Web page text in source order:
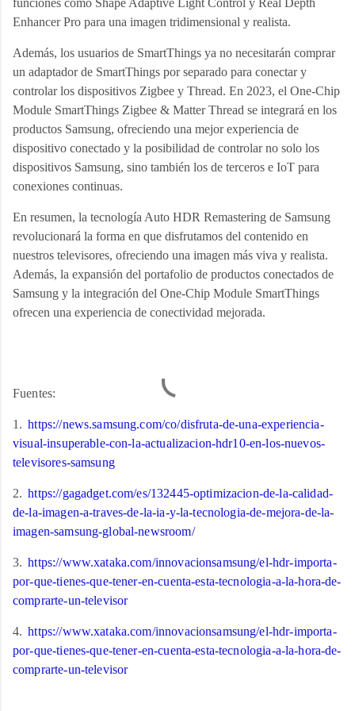
Enhancer Pro para una imagen tridimensional y realista.
Además, los usuarios de SmartThings ya no necesitarán comprar
un adaptador de SmartThings por separado para conectar y
controlar los dispositivos Zigbee y Thread. En 2023, el One-Chip
Module SmartThings Zigbee & Matter Thread se integrará en los
productos Samsung, ofreciendo una mejor experiencia de
dispositivo conectado y la posibilidad de controlar no solo los
dispositivos Samsung, sino también los de terceros e IoT para
conexiones continuas.
En resumen, la tecnología Auto HDR Remastering de Samsung
revolucionará la forma en que disfrutamos del contenido en
nuestros televisores, ofreciendo una imagen más viva y realista.
Además, la expansión del portafolio de productos conectados de
Samsung y la integración del One-Chip Module SmartThings
ofrecen una experiencia de conectividad mejorada.
Fuentes:
1. https://news.samsung.com/co/disfruta-de-una-experiencia-
visual-insuperable-con-la-actualizacion-hdr10-en-los-nuevos-
televisores-samsung
2. https://gagadget.com/es/132445-optimizacion-de-la-calidad-
de-la-imagen-a-traves-de-la-ia-y-la-tecnologia-de-mejora-de-la-
imagen-samsung-global-newsroom/
3. https://www.xataka.com/innovacionsamsung/el-hdr-importa-
por-que-tienes-que-tener-en-cuenta-esta-tecnologia-a-la-hora-de-
comprarte-un-televisor
4. https://www.xataka.com/innovacionsamsung/el-hdr-importa-
por-que-tienes-que-tener-en-cuenta-esta-tecnologia-a-la-hora-de-
comprarte-un-televisor